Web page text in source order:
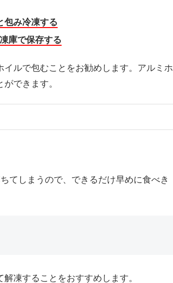
包み冷凍する
庫で保存する
ルで包むことをお勧めします。アルミホ
できます。
てしまうので、できるだけ早めに食べき
凍することをおすすめします。